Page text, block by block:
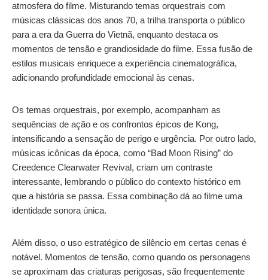
atmosfera do filme. Misturando temas orquestrais com
músicas clássicas dos anos 70, a trilha transporta o público
para a era da Guerra do Vietnã, enquanto destaca os
momentos de tensão e grandiosidade do filme. Essa fusão de
estilos musicais enriquece a experiência cinematográfica,
adicionando profundidade emocional às cenas.
Os temas orquestrais, por exemplo, acompanham as
sequências de ação e os confrontos épicos de Kong,
intensificando a sensação de perigo e urgência. Por outro lado,
músicas icônicas da época, como “Bad Moon Rising” do
Creedence Clearwater Revival, criam um contraste
interessante, lembrando o público do contexto histórico em
que a história se passa. Essa combinação dá ao filme uma
identidade sonora única.
Além disso, o uso estratégico de silêncio em certas cenas é
notável. Momentos de tensão, como quando os personagens
se aproximam das criaturas perigosas, são frequentemente